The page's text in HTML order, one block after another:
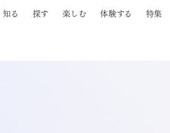
知る 探す 楽しむ 体験する 特集